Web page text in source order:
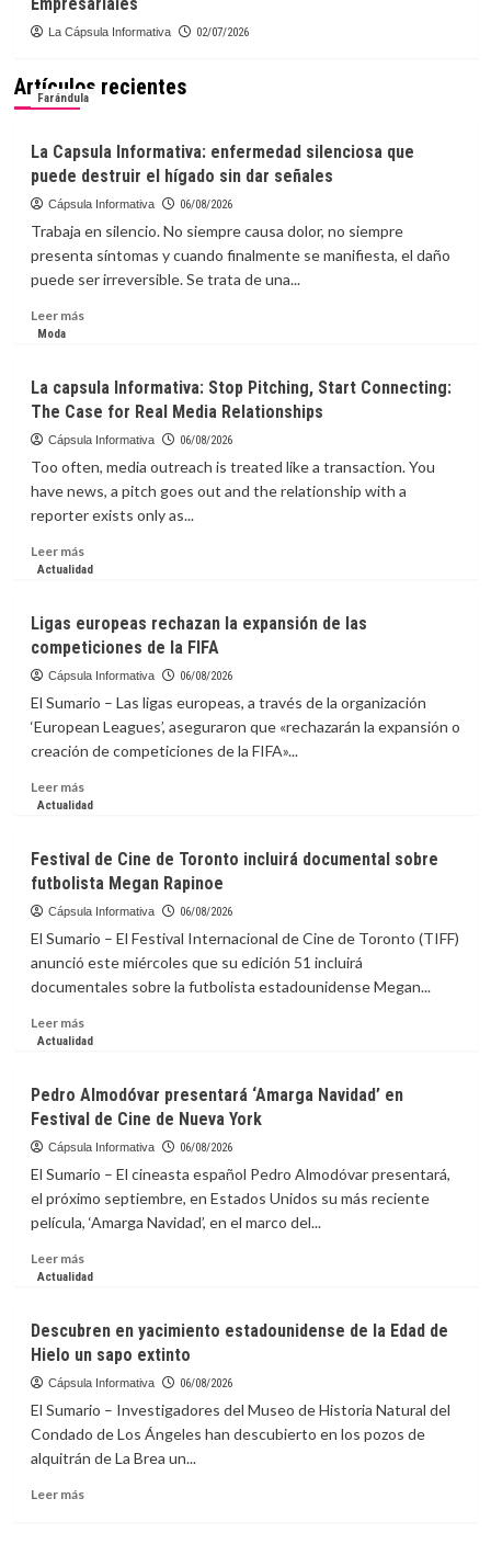
La Cápsula Informativa 02/07/2026
Artículos recientes
Farándula
La Capsula Informativa: enfermedad silenciosa que
puede destruir el hígado sin dar señales
Cápsula Informativa 06/08/2026
Trabaja en silencio. No siempre causa dolor, no siempre
presenta síntomas y cuando finalmente se manifiesta, el daño
puede ser irreversible. Se trata de una...
Leer másLeer
Capsula
Informativa:
enfermedad
que
puede
destruir
hígado
señales
Moda
La capsula Informativa: Stop Pitching, Start Connecting:
The Case for Real Media Relationships
Cápsula Informativa 06/08/2026
Too often, media outreach is treated like a transaction. You
have news, a pitch goes out and the relationship with a
reporter exists only as...
Leer másLeer
más
capsula
Informativa:
Stop
Start
Connecting:
The
for
Relationships
Actualidad
Ligas europeas rechazan la expansión de las
competiciones de la FIFA
Cápsula Informativa 06/08/2026
El Sumario – Las ligas europeas, a través de la organización
‘European Leagues’, aseguraron que «rechazarán la expansión o
creación de competiciones de la FIFA»...
Leer másLeer
más
europeas
rechazan
la
de
las
competiciones
la
Actualidad
Festival de Cine de Toronto incluirá documental sobre
futbolista Megan Rapinoe
Cápsula Informativa 06/08/2026
El Sumario – El Festival Internacional de Cine de Toronto (TIFF)
anunció este miércoles que su edición 51 incluirá
documentales sobre la futbolista estadounidense Megan...
Leer másLeer
más
de
Cine
de
incluirá
documental
sobre
Megan
Actualidad
Pedro Almodóvar presentará ‘Amarga Navidad’ en
Festival de Cine de Nueva York
Cápsula Informativa 06/08/2026
El Sumario – El cineasta español Pedro Almodóvar presentará,
el próximo septiembre, en Estados Unidos su más reciente
película, ‘Amarga Navidad’, en el marco del...
Leer másLeer
más
Almodóvar
presentará
‘Amarga
en
Festival
de
de
Actualidad
Descubren en yacimiento estadounidense de la Edad de
Hielo un sapo extinto
Cápsula Informativa 06/08/2026
El Sumario – Investigadores del Museo de Historia Natural del
Condado de Los Ángeles han descubierto en los pozos de
alquitrán de La Brea un...
Leer másLeer